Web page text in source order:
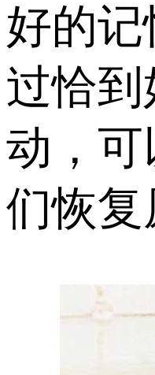
好的记
过恰
动，可
们恢复